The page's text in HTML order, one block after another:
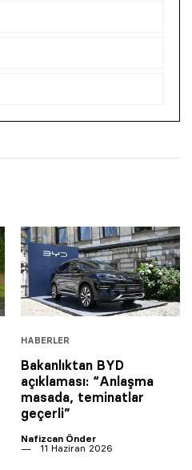
HABERLER
Bakanlıktan BYD
açıklaması: “Anlaşma
masada, teminatlar
geçerli”
Nafizcan Önder
11 Haziran 2026